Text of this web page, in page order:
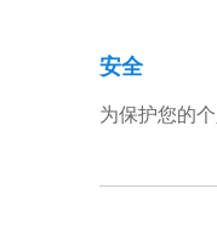
安全
为保护您的